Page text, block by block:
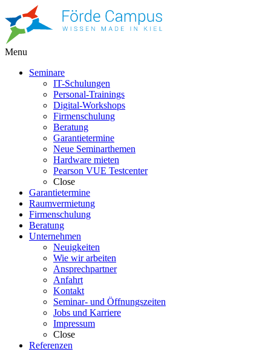
Menu
Seminare
IT-Schulungen
Personal-Trainings
Digital-Workshops
Firmenschulung
Beratung
Garantietermine
Neue Seminarthemen
Hardware mieten
Pearson VUE Testcenter
Close
Garantietermine
Raumvermietung
Firmenschulung
Beratung
Unternehmen
Neuigkeiten
Wie wir arbeiten
Ansprechpartner
Anfahrt
Kontakt
Seminar- und Öffnungszeiten
Jobs und Karriere
Impressum
Close
Referenzen